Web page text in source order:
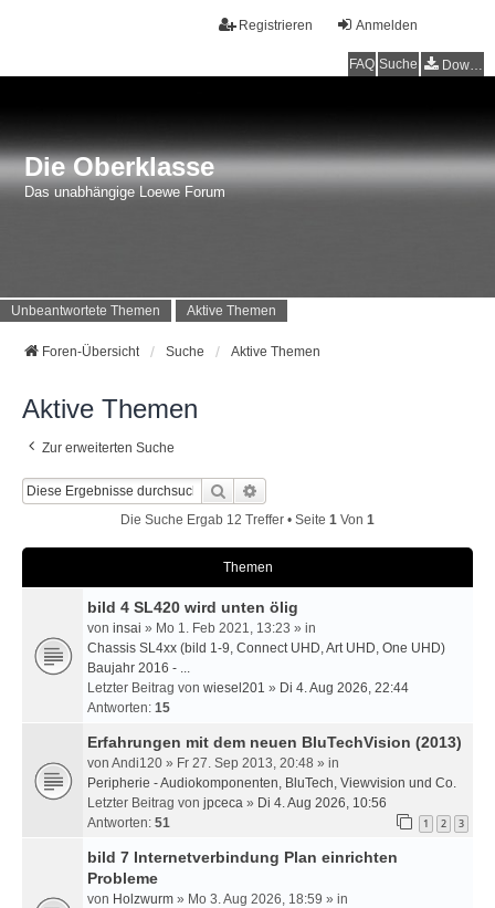
Anmelden
Registrieren
FAQ Suche Downloads
Die Oberklasse
Das unabhängige Loewe Forum
Unbeantwortete Themen Aktive Themen
Foren-Übersicht Suche Aktive Themen
Aktive Themen
Zur erweiterten Suche
Suche
Die Suche Ergab 12 Treffer • Seite 1 Von 1
Themen
bild 4 SL420 wird unten ölig
von insai » Mo 1. Feb 2021, 13:23 » in
Chassis SL4xx (bild 1-9, Connect UHD, Art UHD, One UHD)
Baujahr 2016 - ...
Letzter Beitrag von wiesel201 » Di 4. Aug 2026, 22:44
Antworten: 15
Erfahrungen mit dem neuen BluTechVision (2013)
von Andi120 » Fr 27. Sep 2013, 20:48 » in
Peripherie - Audiokomponenten, BluTech, Viewvision und Co.
Letzter Beitrag von jpceca » Di 4. Aug 2026, 10:56
Antworten: 51 1 2 3
bild 7 Internetverbindung Plan einrichten
Probleme
von Holzwurm » Mo 3. Aug 2026, 18:59 » in